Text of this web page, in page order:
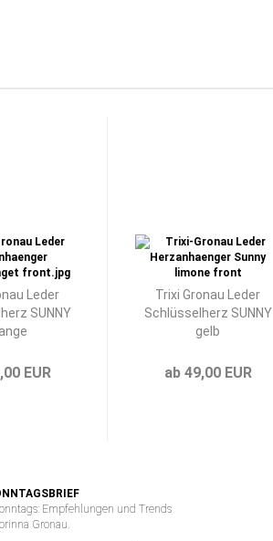
Leder
SUNNY
EUR
Trixi Gronau Leder
Schlüsselherz SUNNY
gelb
ab 49,00 EUR
Empfehlungen und Trends
Gronau.